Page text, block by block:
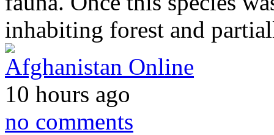
inhabiting forest and
Afghanistan Online
10 hours ago
no comments